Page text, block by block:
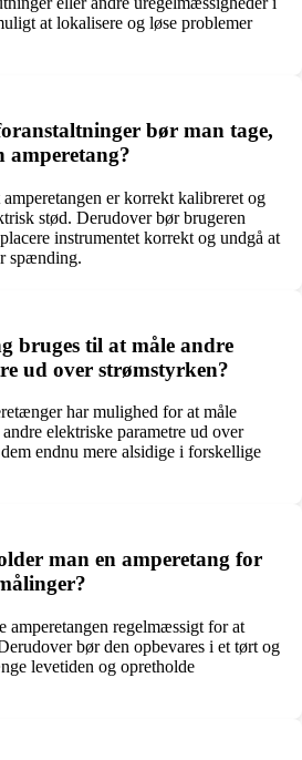
at lokalisere og løse problemer
bør man tage,
amperetang?
er korrekt kalibreret og
stød. Derudover bør brugeren
instrumentet korrekt og undgå at
spænding.
bruges til at måle andre
ud over strømstyrken?
har mulighed for at måle
elektriske parametre ud over
endnu mere alsidige i forskellige
man en amperetang for
amperetangen regelmæssigt for at
bør den opbevares i et tørt og
levetiden og opretholde